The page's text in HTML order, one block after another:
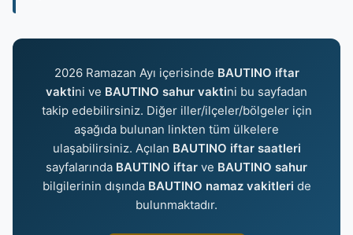
2026 Ramazan Ayı içerisinde BAUTINO iftar
vaktini ve BAUTINO sahur vaktini bu sayfadan
takip edebilirsiniz. Diğer iller/ilçeler/bölgeler için
aşağıda bulunan linkten tüm ülkelere
ulaşabilirsiniz. Açılan BAUTINO iftar saatleri
sayfalarında BAUTINO iftar ve BAUTINO sahur
bilgilerinin dışında BAUTINO namaz vakitleri de
bulunmaktadır.